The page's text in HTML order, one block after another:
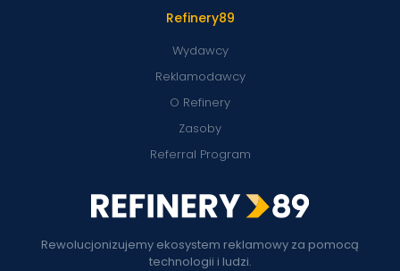
Rewolucjonizujemy ekosystem reklamowy za pomocą
technologii i ludzi.
Refinery89
Wydawcy
Reklamodawcy
O Refinery
Zasoby
Referral Program